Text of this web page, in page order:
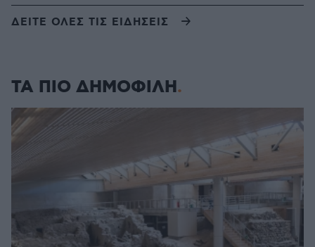
ΔΕΙΤΕ ΟΛΕΣ ΤΙΣ ΕΙΔΗΣΕΙΣ
ΤΑ ΠΙΟ ΔΗΜΟΦΙΛΗ